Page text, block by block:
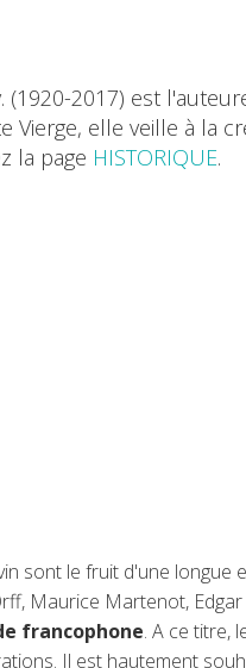
(1920-2017) est
Vierge, elle veille à la
la page HISTORIQUE.
sont le fruit d'une longue
Maurice Martenot,
francophone. A ce titre,
Il est hautement